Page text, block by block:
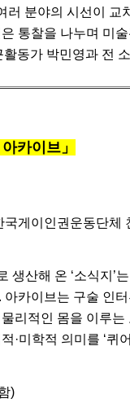
러 분야의 시선이 교
통찰을 나누며 미
동가 박민영과 전
카이브」
게이인권운동단체
생산해 온 ‘소식지’
카이브는 구술 인
리적인 몸을 이루
학적 의미를 ‘퀴어
)